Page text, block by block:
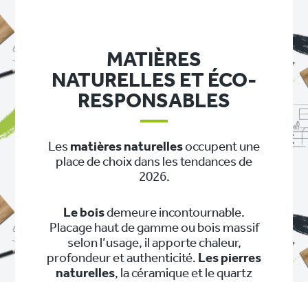
MATIÈRES
NATURELLES ET ÉCO-
RESPONSABLES
Les matières naturellesoccupent une
place de choix dans les tendances de
2026.
Le boisdemeure incontournable.
Placage haut de gamme ou bois massif
selon l’usage, il apporte chaleur,
profondeur et authenticité. Les pierres
naturelles, la céramique et le quartz